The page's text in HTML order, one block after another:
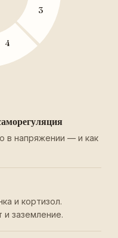
3
4
в напряжении — и как
и кортизол.
и заземление.